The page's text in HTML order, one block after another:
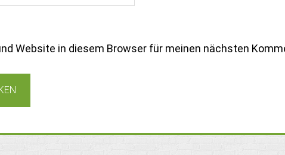
Website in diesem Browser für meinen nächsten